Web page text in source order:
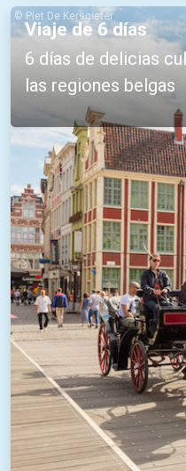
Viaje de 6 días
6 días de delicias
las regiones belgas
© Piet De Kersgieter